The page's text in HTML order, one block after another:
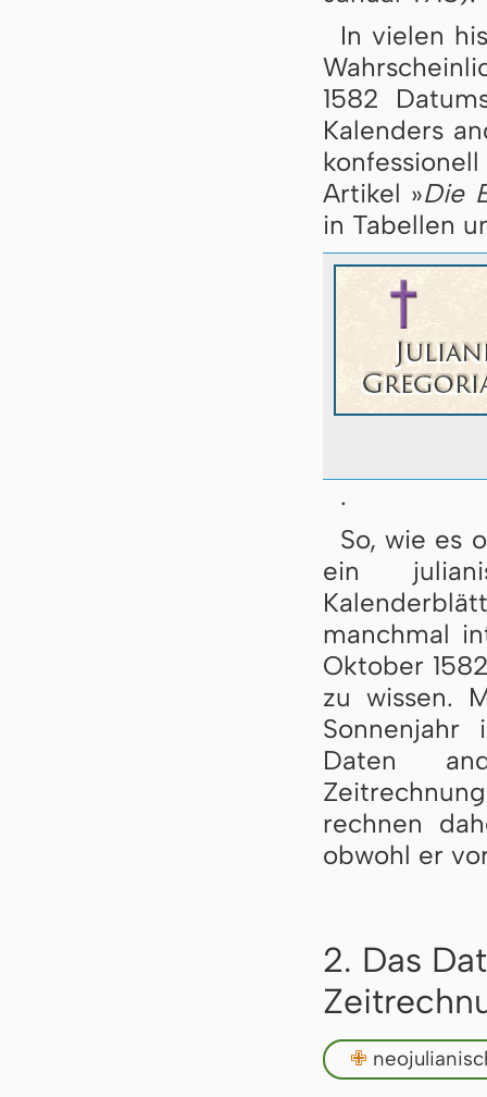
In vielen
1582
Kalenders
Artikel »Die
in Tabellen
.
So, wie es
ein
manchmal
Oktober
zu wissen.
Sonnenjahr
Daten
rechnen
obwohl er
2. Das
✙